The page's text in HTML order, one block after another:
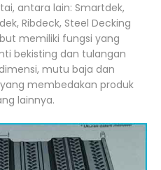
antara lain: Smartdek,
Ribdeck, Steel Decking
memiliki fungsi yang
bekisting dan tulangan
mutu baja dan
membedakan produk
lainnya.